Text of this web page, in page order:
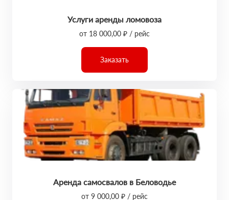
Услуги аренды ломовоза
от 18 000,00 ₽ / рейс
Заказать
Аренда самосвалов в Беловодье
от 9 000,00 ₽ / рейс